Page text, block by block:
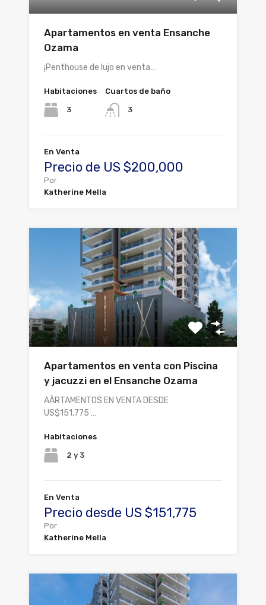
Apartamentos en venta Ensanche
Ozama
¡Penthouse de lujo en venta…
Habitaciones
3
Cuartos de baño
3
En Venta
Precio de US $200,000
Por
Katherine Mella
Apartamentos en venta con Piscina
y jacuzzi en el Ensanche Ozama
AÀRTAMENTOS EN VENTA DESDE
US$151,775 …
Habitaciones
2 y 3
En Venta
Precio desde US $151,775
Por
Katherine Mella